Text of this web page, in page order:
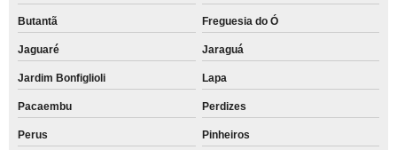
Butantã Freguesia do Ó
Jaguaré Jaraguá
Jardim Bonfiglioli Lapa
Pacaembu Perdizes
Perus Pinheiros